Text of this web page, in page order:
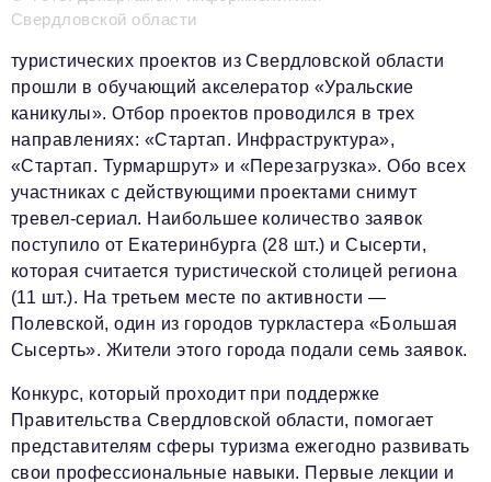
Отдел распространения/редакционная подписка
podpiska@business-magazine.online
Отдел по работе с партнерами
partner@business-magazine.online
Свердловской области
туристических проектов из Свердловской области
прошли в обучающий акселератор «Уральские
каникулы». Отбор проектов проводился в трех
направлениях: «Стартап. Инфраструктура»,
«Стартап. Турмаршрут» и «Перезагрузка». Обо всех
участниках с действующими проектами снимут
тревел-сериал. Наибольшее количество заявок
поступило от Екатеринбурга (28 шт.) и Сысерти,
которая считается туристической столицей региона
(11 шт.). На третьем месте по активности —
Полевской, один из городов туркластера «Большая
Сысерть». Жители этого города подали семь заявок.
Конкурс, который проходит при поддержке
Правительства Свердловской области, помогает
представителям сферы туризма ежегодно развивать
свои профессиональные навыки. Первые лекции и